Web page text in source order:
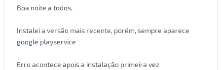
Boa noite a todos,
Instalei a versão mais recente, porém, sempre aparece
google playservice
Erro acontece apois a instalação primeira vez